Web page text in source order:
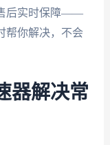
后实时保障——
帮你解决，不会
器解决常